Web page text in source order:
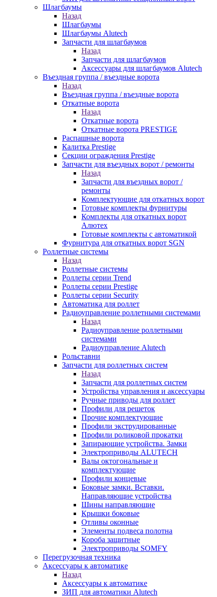
Шлагбаумы
Назад
Шлагбаумы
Шлагбаумы Alutech
Запчасти для шлагбаумов
Назад
Запчасти для шлагбаумов
Аксессуары для шлагбаумов Alutech
Въездная группа / въездные ворота
Назад
Въездная группа / въездные ворота
Откатные ворота
Назад
Откатные ворота
Откатные ворота PRESTIGE
Распашные ворота
Калитка Prestige
Секции ограждения Prestige
Запчасти для въездных ворот / ремонты
Назад
Запчасти для въездных ворот /
ремонты
Комплектующие для откатных ворот
Готовые комплекты фурнитуры
Комплекты для откатных ворот
Алютех
Готовые комплекты с автоматикой
Фурнитура для откатных ворот SGN
Роллетные системы
Назад
Роллетные системы
Роллеты серии Trend
Роллеты серии Prestige
Роллеты серии Security
Автоматика для роллет
Радиоуправление роллетными системами
Назад
Радиоуправление роллетными
системами
Радиоуправление Alutech
Рольставни
Запчасти для роллетных систем
Назад
Запчасти для роллетных систем
Устройства управления и аксессуары
Ручные приводы для роллет
Профили для решеток
Прочие комплектующие
Профили экструдированные
Профили роликовой прокатки
Запирающие устройства. Замки
Электроприводы ALUTECH
Валы октогональные и
комплектующие
Профили концевые
Боковые замки. Вставки.
Направляющие устройства
Шины направляющие
Крышки боковые
Отливы оконные
Элементы подвеса полотна
Короба защитные
Электроприводы SOMFY
Перегрузочная техника
Аксессуары к автоматике
Назад
Аксессуары к автоматике
ЗИП для автоматики Alutech